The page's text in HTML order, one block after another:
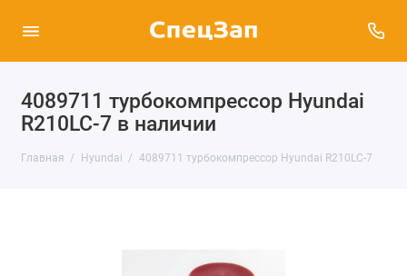
4089711 турбокомпрессор Hyundai
R210LC-7 в наличии
Главная Hyundai 4089711 турбокомпрессор Hyundai R210LC-7